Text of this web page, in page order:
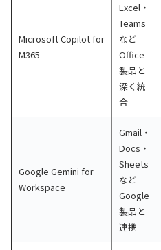
Microsoft Copilot for
M365
Excel・
Teams
など
Office
製品と
深く統
合
Google Gemini for
Workspace
Gmail・
Docs・
Sheets
など
Google
製品と
連携